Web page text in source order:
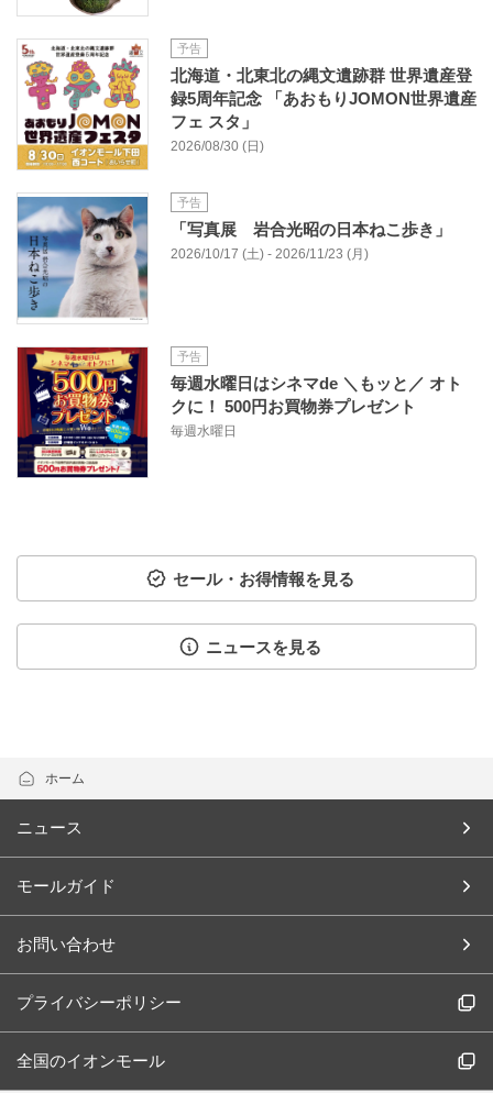
予告
北海道・北東北の縄文遺跡群 世界遺産登
録5周年記念 「あおもりJOMON世界遺産
フェ スタ」
2026/08/30 (日)
予告
「写真展 岩合光昭の日本ねこ歩き」
2026/10/17 (土) - 2026/11/23 (月)
予告
毎週水曜日はシネマde ＼もッと／ オト
クに！ 500円お買物券プレゼント
毎週水曜日
セール・お得情報を見る
ニュースを見る
ホーム
ニュース
モールガイド
お問い合わせ
プライバシーポリシー
全国のイオンモール